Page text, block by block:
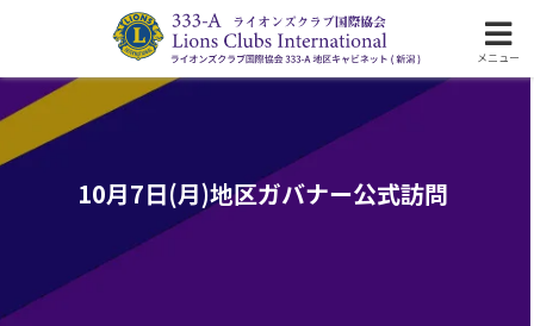
ライオンズクラブ国際協会333-A地区の活動
10月7日(月)地区ガバナー公式訪問
メニュー